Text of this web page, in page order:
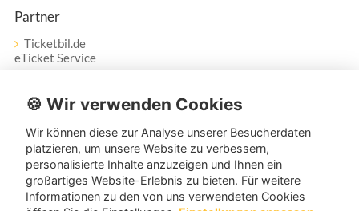
Partner
Ticketbil.de
eTicket Service
Vertrag widerrufen
Service
Unser Tanzpartner-Service hilft Ihnen bei Fragen und
Anregungen gerne weiter!
🍪 Wir verwenden Cookies
Wir können diese zur Analyse unserer Besucherdaten
platzieren, um unsere Website zu verbessern,
personalisierte Inhalte anzuzeigen und Ihnen ein
großartiges Website-Erlebnis zu bieten. Für weitere
Informationen zu den von uns verwendeten Cookies